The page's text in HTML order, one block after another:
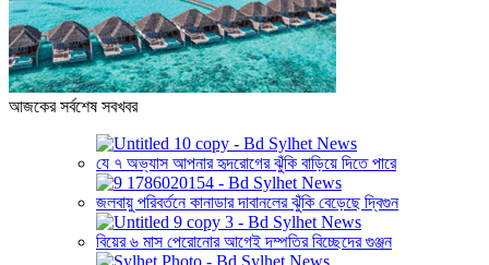
আজকের সর্বশেষ সবখবর
যে ৭ অভ্যাস আপনার হৃদরোগের ঝুঁকি বাড়িয়ে দিতে পারে
জলবায়ু পরিবর্তনে কানাডার দাবানলের ঝুঁকি বেড়েছে দ্বিগুন
বিয়ের ৬ মাস পেরোনোর আগেই দম্পতির বিচ্ছেদের গুঞ্জন